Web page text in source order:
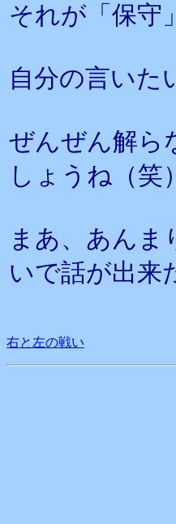
それが「保守
自分の言いた
ぜんぜん解
しょうね（笑）
まあ、あん
いで話が出来
右と左の戦い